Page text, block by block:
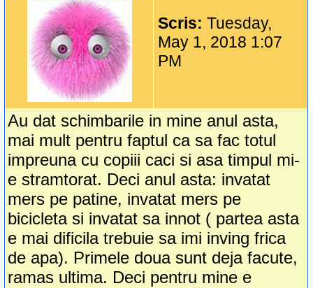
Scris:Tuesday,
May 1, 2018 1:07
PM
Au dat schimbarile in mine anul asta,
mai mult pentru faptul ca sa fac totul
impreuna cu copiii caci si asa timpul mi-
e stramtorat. Deci anul asta: invatat
mers pe patine, invatat mers pe
bicicleta si invatat sa innot ( partea asta
e mai dificila trebuie sa imi inving frica
de apa). Primele doua sunt deja facute,
ramas ultima. Deci pentru mine e